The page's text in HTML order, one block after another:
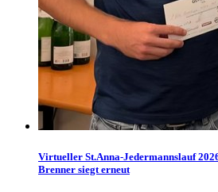
Virtueller St.Anna-Jedermannslauf
Brenner siegt erneut